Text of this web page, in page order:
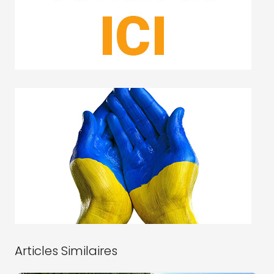
Articles Similaires